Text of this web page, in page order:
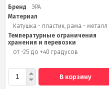
Бренд
ЭРА
Материал
Катушка - пластик, рама - металл
Температурные ограничения
хранения и перевозки
от -25 до +40 градусов
В корзину